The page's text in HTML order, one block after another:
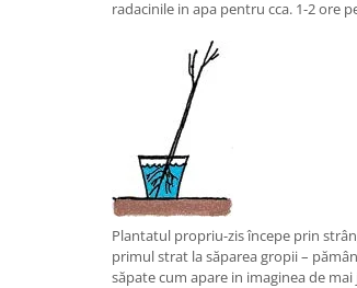
radacinile in apa pentru cca. 1-2 ore
Plantatul propriu-zis începe prin
primul strat la săparea gropii –
săpate cum apare in imaginea de mai